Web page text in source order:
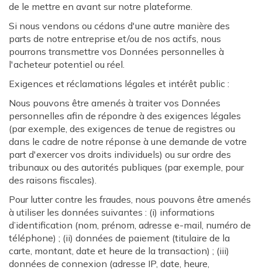
de le mettre en avant sur notre plateforme.
Si nous vendons ou cédons d'une autre manière des
parts de notre entreprise et/ou de nos actifs, nous
pourrons transmettre vos Données personnelles à
l'acheteur potentiel ou réel.
Exigences et réclamations légales et intérêt public :
Nous pouvons être amenés à traiter vos Données
personnelles afin de répondre à des exigences légales
(par exemple, des exigences de tenue de registres ou
dans le cadre de notre réponse à une demande de votre
part d'exercer vos droits individuels) ou sur ordre des
tribunaux ou des autorités publiques (par exemple, pour
des raisons fiscales).
Pour lutter contre les fraudes, nous pouvons être amenés
à utiliser les données suivantes : (i) informations
d’identification (nom, prénom, adresse e-mail, numéro de
téléphone) ; (ii) données de paiement (titulaire de la
carte, montant, date et heure de la transaction) ; (iii)
données de connexion (adresse IP, date, heure,